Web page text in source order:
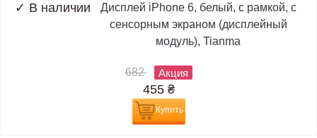
✓ В наличии
Дисплей iPhone 6, белый, с рамкой, с
сенсорным экраном (дисплейный
модуль), Tianma
682 Акция
455 ₴
Купить